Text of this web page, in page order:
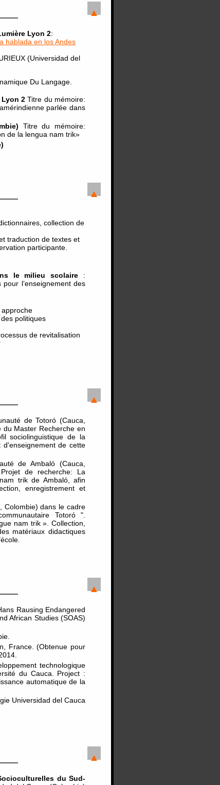
Lyon 2:
hablada en los Andes
(Universidad del
Du Langage.
2Titre du mémoire:
parlée dans
Titre du mémoire:
de la lengua nam trik»
collection de
traduction de textes et
participante.
le milieu scolaire :
l’enseignement des
politiques
de revitalisation
de Totoró (Cauca,
Master Recherche en
sociolinguistique de la
de cette
de Ambaló (Cauca,
de recherche: La
trik de Ambaló, afin
enregistrement et
Colombie) dans le cadre
Totoró ".
nam trik ». Collection,
matériaux didactiques
Rausing Endangered
African Studies (SOAS)
France. (Obtenue pour
technologique
du Cauca. Project :
automatique de la
Universidad del Cauca
du Sud-